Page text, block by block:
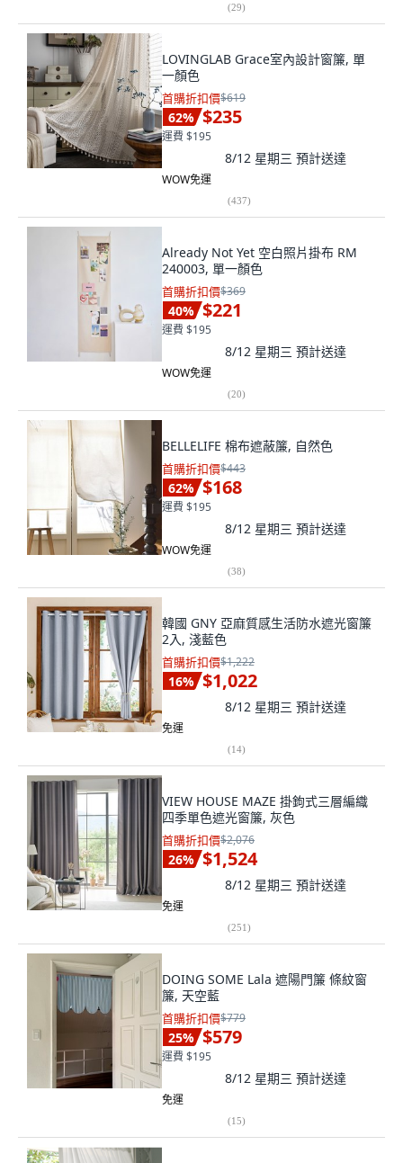
(29)
LOVINGLAB Grace室內設計窗簾, 單
一顏色
首購折扣價$619
62% $235
運費 $195
8/12 星期三 預計送達
WOW免運
(437)
Already Not Yet 空白照片掛布 RM
240003, 單一顏色
首購折扣價$369
40% $221
運費 $195
8/12 星期三 預計送達
WOW免運
(20)
BELLELIFE 棉布遮蔽簾, 自然色
首購折扣價$443
62% $168
運費 $195
8/12 星期三 預計送達
WOW免運
(38)
韓國 GNY 亞麻質感生活防水遮光窗簾
2入, 淺藍色
首購折扣價$1,222
16% $1,022
8/12 星期三 預計送達
免運
(14)
VIEW HOUSE MAZE 掛鉤式三層編織
四季單色遮光窗簾, 灰色
首購折扣價$2,076
26% $1,524
8/12 星期三 預計送達
免運
(251)
DOING SOME Lala 遮陽門簾 條紋窗
簾, 天空藍
首購折扣價$779
25% $579
運費 $195
8/12 星期三 預計送達
免運
(15)